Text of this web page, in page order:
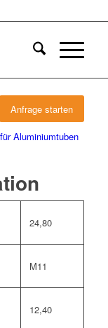
Anfrage starten
Aluminiumtuben
24,80
M11
12,40